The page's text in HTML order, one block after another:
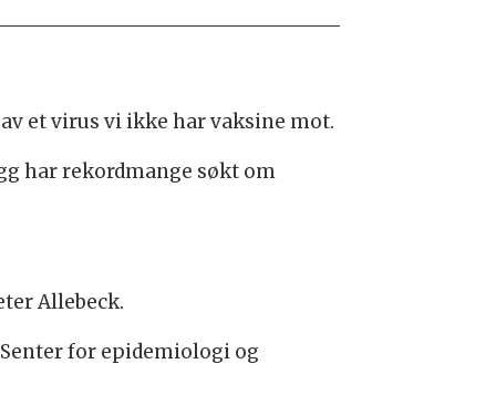
et virus vi ikke har vaksine mot.
har rekordmange søkt om
Allebeck.
for epidemiologi og